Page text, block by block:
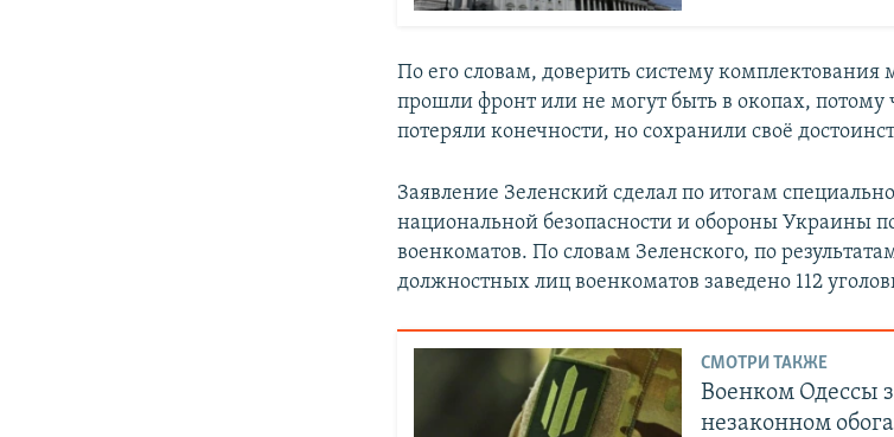
По его словам, доверить систему
прошли фронт или не могут быть в окопах, потому
потеряли конечности, но сохранили своё
Заявление Зеленский сделал по итогам
национальной безопасности и обороны Украины
военкоматов. По словам Зеленского, по
должностных лиц военкоматов заведено 112
СМОТРИ ТАКЖЕ
Военком Одессы
незаконном